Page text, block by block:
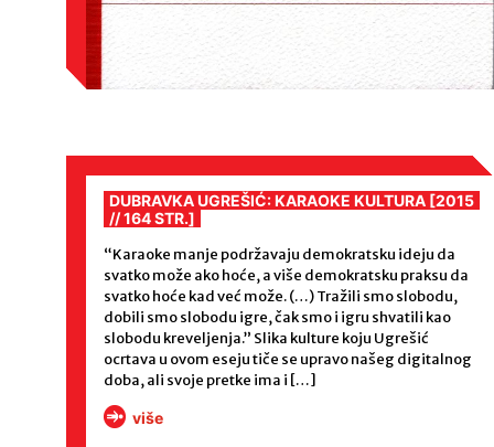
DUBRAVKA UGREŠIĆ: KARAOKE KULTURA [2015
// 164 STR.]
“Karaoke manje podržavaju demokratsku ideju da
svatko može ako hoće, a više demokratsku praksu da
svatko hoće kad već može. (…) Tražili smo slobodu,
dobili smo slobodu igre, čak smo i igru shvatili kao
slobodu kreveljenja.” Slika kulture koju Ugrešić
ocrtava u ovom eseju tiče se upravo našeg digitalnog
doba, ali svoje pretke ima i […]
više
Stariji postovi